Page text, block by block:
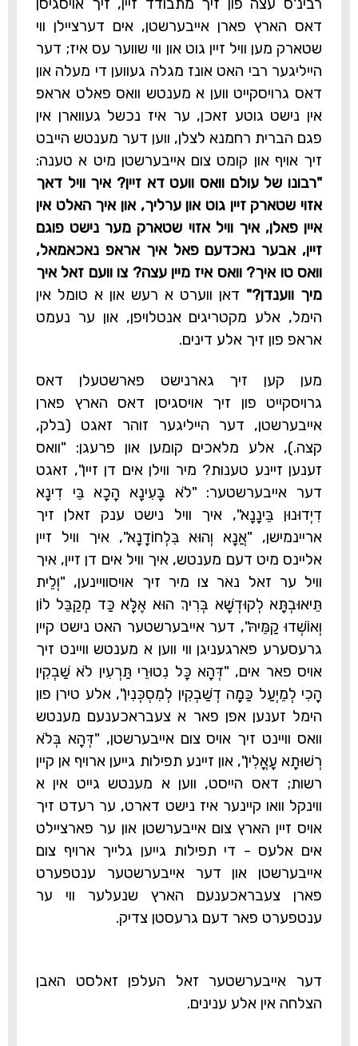
דאס הארץ פארן אייבערשטן, אים דערציילן ווי
שטארק מען וויל זיין גוט און ווי שווער עס איז; דער
הייליגער רבי האט אונז מגלה געווען די מעלה און
דאס גרויסקייט ווען א מענטש וואס פאלט אראפ
אין נישט גוטע זאכן, ער איז נכשל געווארן אין
פגם הברית רחמנא לצלן, ווען דער מענטש הייבט
זיך אויף און קומט צום אייבערשטן מיט א טענה:
"רבונו של עולם וואס וועט דא זיין? איך וויל דאך
אזוי שטארק זיין גוט און ערליך, און איך האלט אין
איין פאלן, איך וויל אזוי שטארק מער נישט פוגם
זיין, אבער נאכדעם פאל איך אראפ נאכאמאל,
וואס טו איך? וואס איז מיין עצה? צו וועם זאל איך
מיך ווענדן?" דאן ווערט א רעש און א טומל אין
הימל, אלע מקטריגים אנטלויפן, און ער נעמט
אראפ פון זיך אלע דינים.
מען קען זיך גארנישט פארשטעלן דאס
גרויסקייט פון זיך אויסגיסן דאס הארץ פארן
אייבערשטן, דער הייליגער זוהר זאגט (בלק,
קצה.), אלע מלאכים קומען און פרעגן: "וואס
זענען זיינע טענות? מיר ווילן אים דן זיין", זאגט
דער אייבערשטער: "לֹא בָּעִינָא הָכָא בֵּי דִינָא
דִיְדוּנוּן בֵּינָנָא", איך וויל נישט ענק זאלן זיך
אריינמישן, "אֲנָא וְהוּא בִּלְחוֹדָנָא", איך וויל זיין
אליינס מיט דעם מענטש, איך וויל אים דן זיין, איך
וויל ער זאל נאר צו מיר זיך אויסוויינען, "וְלֵית
תֵּיאוּבְתָּא לְקוּדְשָׁא בְּרִיךְ הוּא אֶלָּא כַּד מְקַבֵּל לוֹן
וְאוֹשְׁדוּ קַמֵּיהּ", דער אייבערשטער האט נישט קיין
גרעסערע פארגעניגן ווי ווען א מענטש וויינט זיך
אויס פאר אים, "דְּהָא כָּל נִטוּרֵי תַּרְעִין לֹא שַׁבְקִין
הָכִי לְמֵיְעַל כַּמָה דְשַׁבְקִין לְמִסְכְּנִין", אלע טירן פון
הימל זענען אפן פאר א צעבראכענעם מענטש
וואס וויינט זיך אויס צום אייבערשטן, "דְּהָא בְּלֹא
רְשׁוּתָא עָאֳלִין", און זיינע תפילות גייען ארויף אן קיין
רשות; דאס הייסט, ווען א מענטש גייט אין א
ווינקל וואו קיינער איז נישט דארט, ער רעדט זיך
אויס זיין הארץ צום אייבערשטן און ער פארציילט
אים אלעס - די תפילות גייען גלייך ארויף צום
אייבערשטן און דער אייבערשטער ענטפערט
פארן צעבראכענעם הארץ שנעלער ווי ער
ענטפערט פאר דעם גרעסטן צדיק.
דער אייבערשטער זאל העלפן זאלסט האבן
הצלחה אין אלע ענינים.